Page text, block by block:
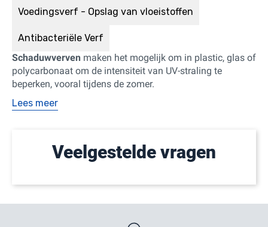
Voedingsverf - Opslag van vloeistoffen
Antibacteriële Verf
Schaduwverven maken het mogelijk om in plastic, glas of
polycarbonaat om de intensiteit van UV-straling te
beperken, vooral tijdens de zomer.
Lees meer
Veelgestelde vragen